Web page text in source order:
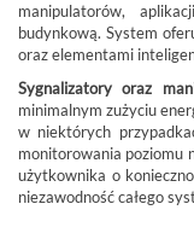
manipulatorów,
budynkową. System
oraz elementami
Sygnalizatory oraz
minimalnym zużyciu
w niektórych
monitorowania poziomu
użytkownika o
niezawodność całego